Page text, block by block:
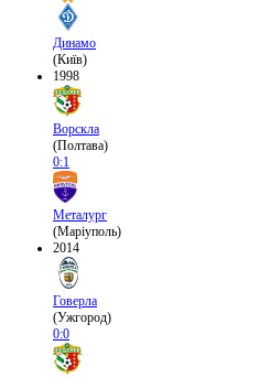
Динамо
(Київ)
1998
Ворскла
(Полтава)
0:1
Металург
(Маріуполь)
2014
Говерла
(Ужгород)
0:0